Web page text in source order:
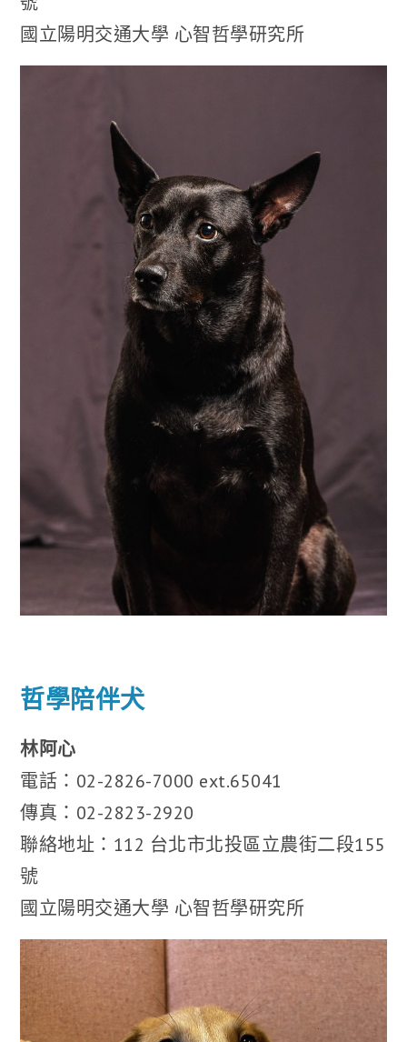
國立陽明交通大學 心智哲學研究所
哲學陪伴犬
林阿心
電話：02-2826-7000 ext.65041
傳真：02-2823-2920
聯絡地址：112 台北市北投區立農街二段155
號
國立陽明交通大學 心智哲學研究所